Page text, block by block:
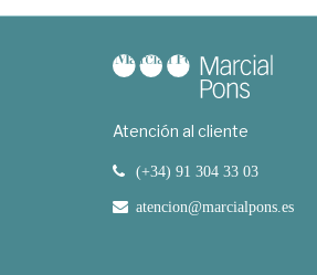
Atención al cliente
(+34) 91 304 33 03
atencion@marcialpons.es